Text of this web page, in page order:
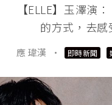
【ELLE】玉澤演
的方式，去感
應 瑋漢 · 即時新聞